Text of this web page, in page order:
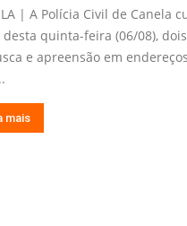
| A Polícia Civil de Canela
quinta-feira (06/08),
e apreensão em
mais